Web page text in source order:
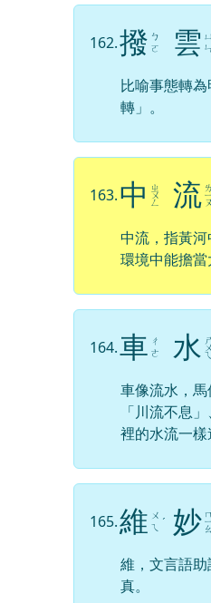
162.撥 ㄅ
ㄛ
雲 ㄩ
ㄣ
比喻事態轉
轉」。
163.中 ㄓ
ㄨ
ㄥ 流 ㄌ
ㄧ
ㄡ
中流，指黃
環境中能擔當
164.車 ㄔ
ㄜ
水 ㄕ
ㄨ
ㄟ
車像流水，
「川流不息
裡的水流一樣
165.維 ㄨ
ㄟ
ˊ 妙 ㄇ
ㄧ
ㄠ
維，文言語
真。